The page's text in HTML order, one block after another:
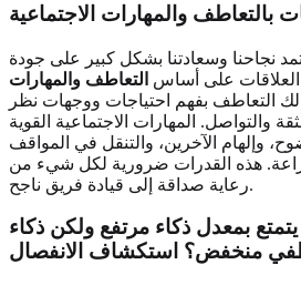
بالتعاطف والمهارات الاجتماعية
نجاحنا وسعادتنا بشكل كبير على جودة
العلاقات على أساس التعاطف والمهارات
التعاطف بفهم احتياجات ووجهات نظر
والتواصل. المهارات الاجتماعية القوية
وإلهام الآخرين، والتنقل في المواقف
هذه القدرات ضرورية لكل شيء من
رعاية صداقة إلى قيادة فريق ناجح.
بمعدل ذكاء مرتفع ولكن ذكاء
منخفض؟ استكشاف الانفصال